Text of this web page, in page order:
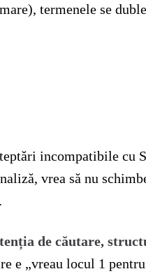
termenele se
incompatibile cu
vrea să nu
de căutare,
e „vreau locul 1